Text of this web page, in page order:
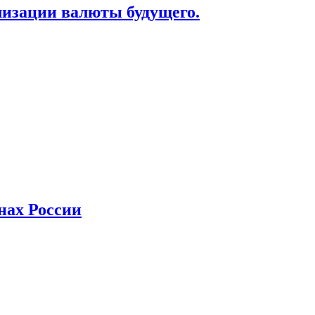
валюты будущего.
России